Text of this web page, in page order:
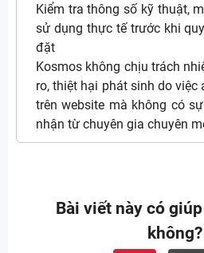
Kiểm tra thông số kỹ thuật,
sử dụng thực tế trước khi
đặt
Kosmos không chịu trách
ro, thiệt hại phát sinh do việc
trên website mà không có
nhận từ chuyên gia chuyên
Bài viết này có
không?